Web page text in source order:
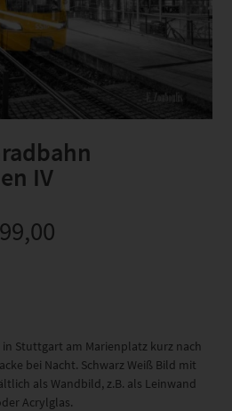
IV
Stuttgart am Marienplatz kurz nach
bei Nacht. Schwarz Weiß Bild mit
als Wandbild, z.B. als Leinwand
Acrylglas.